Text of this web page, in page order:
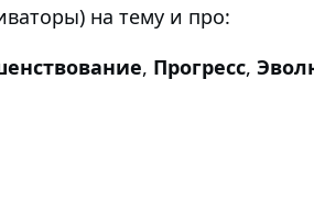
на тему и про:
, Прогресс,